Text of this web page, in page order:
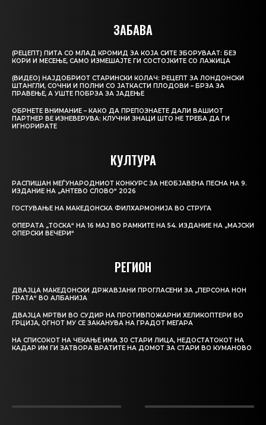
ЗАБАВА
(РЕЦЕПТ) ПИТА СО МЛАД КРОМИД ЗА КОЈА СИТЕ ЗБОРУВААТ: БЕЗ
КОРИ И МЕСЕЊЕ, САМО ИЗМЕШАЈТЕ ГИ СОСТОЈКИТЕ СО ЛАЖИЦА
(ВИДЕО) НАЈДОБРИОТ СТАРИНСКИ КОЛАЧ: РЕЦЕПТ ЗА ЛОНДОНСКИ
ШТАНГЛИ, СОЧНИ И ПОЛНИ СО ЈАТКАСТИ ПЛОДОВИ – БРЗА ЗА
ПРАВЕЊЕ, А УШТЕ ПОБРЗА ЗА ЈАДЕЊЕ
ОБРНЕТЕ ВНИМАНИЕ – КАКО ДА ПРЕПОЗНАЕТЕ ДАЛИ ВАШИОТ
ПАРТНЕР ВЕ ИЗНЕВЕРУВА: КЛУЧНИ ЗНАЦИ ШТО НЕ ТРЕБА ДА ГИ
ИГНОРИРАТЕ
КУЛТУРА
РАСПИШАН МЕЃУНАРОДНИОТ КОНКУРС ЗА НЕОБЈАВЕНА ПЕСНА НА 9.
ИЗДАНИЕ НА „АНТЕВО СЛОВО“ 2026
ГОСТУВАЊЕ НА МАКЕДОНСКА ФИЛХАРМОНИЈА ВО СТРУГА
ОПЕРАТА „ТОСКА“ НА 16 МАЈ ВО РАМКИТЕ НА 54. ИЗДАНИЕ НА „МАЈСКИ
ОПЕРСКИ ВЕЧЕРИ“
РЕГИОН
ДВАЈЦА МАКЕДОНСКИ ДРЖАВЈАНИ ПРОГЛАСЕНИ ЗА „ПЕРСОНА НОН
ГРАТА“ ВО АЛБАНИЈА
ДВАЈЦА МРТВИ ВО СУДИР НА ПРОТИВПОЖАРНИ ХЕЛИКОПТЕРИ ВО
ГРЦИЈА, ОГНОТ МУ СЕ ЗАКАНУВА НА ГРАДОТ МЕГАРА
НА СПИСОКОТ НА ЧЕКАЊЕ ИМА 30 СТАРИ ЛИЦА, НЕДОСТАТОКОТ НА
КАДАР ИМ ГИ ЗАТВОРА ВРАТИТЕ НА ДОМОТ ЗА СТАРИ ВО КУМАНОВО